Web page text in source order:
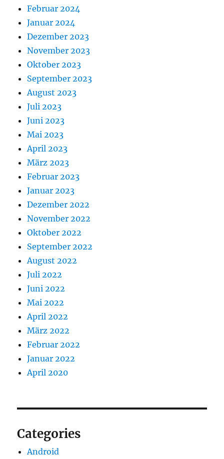
Februar 2024
Januar 2024
Dezember 2023
November 2023
Oktober 2023
September 2023
August 2023
Juli 2023
Juni 2023
Mai 2023
April 2023
März 2023
Februar 2023
Januar 2023
Dezember 2022
November 2022
Oktober 2022
September 2022
August 2022
Juli 2022
Juni 2022
Mai 2022
April 2022
März 2022
Februar 2022
Januar 2022
April 2020
Categories
Android